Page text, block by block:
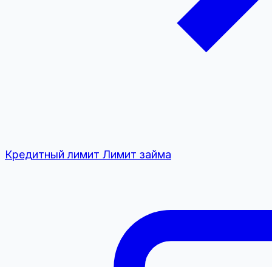
Кредитный лимит Лимит займа